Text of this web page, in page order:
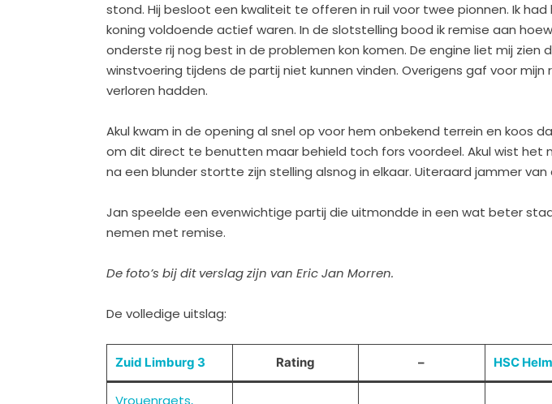
stond. Hij besloot een kwaliteit te offeren in ruil voor twee pionnen. Ik
koning voldoende actief waren. In de slotstelling bood ik remise aan
onderste rij nog best in de problemen kon komen. De engine liet mij
winstvoering tijdens de partij niet kunnen vinden. Overigens gaf voor
verloren hadden.
Akul kwam in de opening al snel op voor hem onbekend terrein en koos
om dit direct te benutten maar behield toch fors voordeel. Akul wist
na een blunder stortte zijn stelling alsnog in elkaar. Uiteraard jammer
Jan speelde een evenwichtige partij die uitmondde in een wat beter
nemen met remise.
De foto’s bij dit verslag zijn van Eric Jan Morren.
De volledige uitslag:
Zuid Limburg 3 Rating – HSC